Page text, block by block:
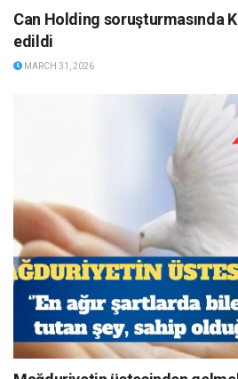
Can Holding soruşturmasında
edildi
MARCH 31, 2026